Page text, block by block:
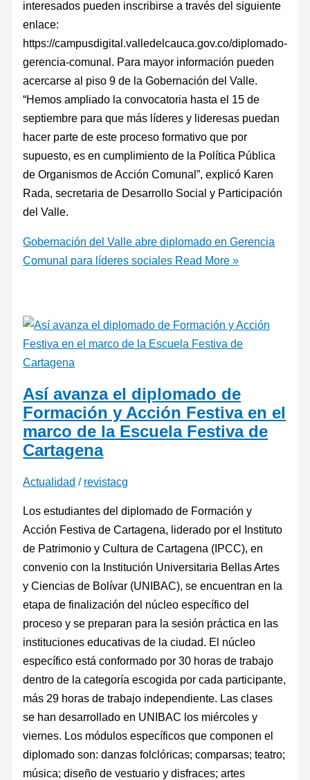
interesados pueden inscribirse a través del siguiente
enlace:
https://campusdigital.valledelcauca.gov.co/diplomado-
gerencia-comunal. Para mayor información pueden
acercarse al piso 9 de la Gobernación del Valle.
“Hemos ampliado la convocatoria hasta el 15 de
septiembre para que más líderes y lideresas puedan
hacer parte de este proceso formativo que por
supuesto, es en cumplimiento de la Política Pública
de Organismos de Acción Comunal”, explicó Karen
Rada, secretaria de Desarrollo Social y Participación
del Valle.
Gobernación del Valle abre diplomado en Gerencia
Comunal para líderes sociales Read More »
Así avanza el diplomado de
Formación y Acción Festiva en el
marco de la Escuela Festiva de
Cartagena
Actualidad / revistacg
Los estudiantes del diplomado de Formación y
Acción Festiva de Cartagena, liderado por el Instituto
de Patrimonio y Cultura de Cartagena (IPCC), en
convenio con la Institución Universitaria Bellas Artes
y Ciencias de Bolívar (UNIBAC), se encuentran en la
etapa de finalización del núcleo específico del
proceso y se preparan para la sesión práctica en las
instituciones educativas de la ciudad. El núcleo
específico está conformado por 30 horas de trabajo
dentro de la categoría escogida por cada participante,
más 29 horas de trabajo independiente. Las clases
se han desarrollado en UNIBAC los miércoles y
viernes. Los módulos específicos que componen el
diplomado son: danzas folclóricas; comparsas; teatro;
música; diseño de vestuario y disfraces; artes